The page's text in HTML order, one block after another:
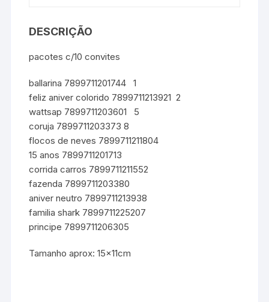
DESCRIÇÃO
pacotes c/10 convites
ballarina 7899711201744 1
feliz aniver colorido 7899711213921 2
wattsap 7899711203601 5
coruja 7899711203373 8
flocos de neves 7899711211804
15 anos 7899711201713
corrida carros 7899711211552
fazenda 7899711203380
aniver neutro 7899711213938
familia shark 7899711225207
principe 7899711206305
Tamanho aprox: 15x11cm